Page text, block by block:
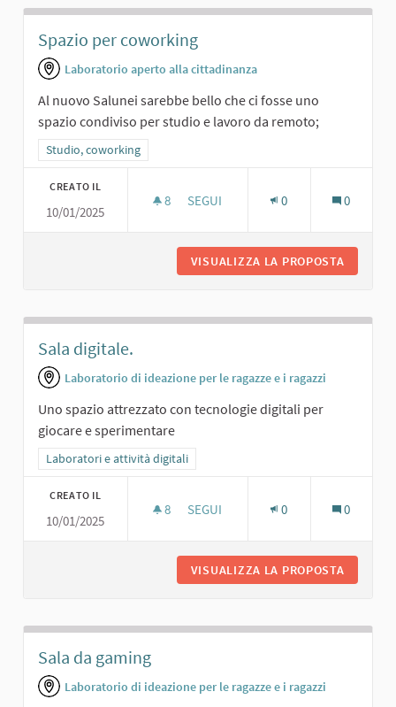
Spazio per coworking
Laboratorio aperto alla cittadinanza
Al nuovo Salunei sarebbe bello che ci fosse uno
spazio condiviso per studio e lavoro da remoto;
Filtra i risultati per categoria: Studio, coworking
Studio, coworking
CREATO IL
10/01/2025
8 8 SOSTENITORI
SEGUI 0 0
VISUALIZZA LA PROPOSTA
Sala digitale.
Laboratorio di ideazione per le ragazze e i ragazzi
Uno spazio attrezzato con tecnologie digitali per
giocare e sperimentare
Filtra i risultati per categoria: Laboratori e attività digitali
Laboratori e attività digitali
CREATO IL
10/01/2025
8 8 SOSTENITORI
SEGUI 0 0
VISUALIZZA LA PROPOSTA
Sala da gaming
Laboratorio di ideazione per le ragazze e i ragazzi